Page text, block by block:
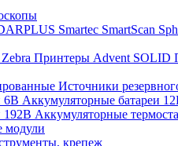
Smartec SmartScan
Принтеры Advent SOLID
Источники
6В Аккумуляторные батареи
192В Аккумуляторные
модули
крепеж